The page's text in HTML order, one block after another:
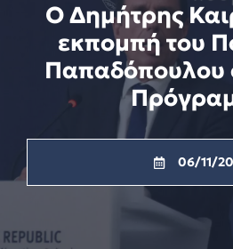
Ο Δημήτρης
εκπομπή του
Παπαδόπουλου
06/11/